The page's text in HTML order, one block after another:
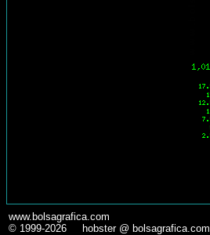
www.bolsagrafica.com
© 1999-2026 hobster @ bolsagrafica.com